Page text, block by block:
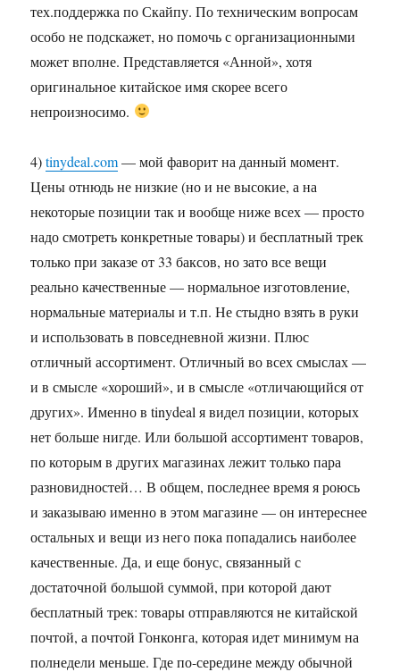
тех.поддержка по Скайпу. По техническим вопросам
особо не подскажет, но помочь с организационными
может вполне. Представляется «Анной», хотя
оригинальное китайское имя скорее всего
непроизносимо.
4)tinydeal.com— мой фаворит на данный момент.
Цены отнюдь не низкие (но и не высокие, а на
некоторые позиции так и вообще ниже всех — просто
надо смотреть конкретные товары) и бесплатный трек
только при заказе от 33 баксов, но зато все вещи
реально качественные — нормальное изготовление,
нормальные материалы и т.п. Не стыдно взять в руки
и использовать в повседневной жизни. Плюс
отличный ассортимент. Отличный во всех смыслах —
и в смысле «хороший», и в смысле «отличающийся от
других». Именно в tinydeal я видел позиции, которых
нет больше нигде. Или большой ассортимент товаров,
по которым в других магазинах лежит только пара
разновидностей… В общем, последнее время я роюсь
и заказываю именно в этом магазине — он интереснее
остальных и вещи из него пока попадались наиболее
качественные. Да, и еще бонус, связанный с
достаточной большой суммой, при которой дают
бесплатный трек: товары отправляются не китайской
почтой, а почтой Гонконга, которая идет минимум на
полнедели меньше. Где по-середине между обычной